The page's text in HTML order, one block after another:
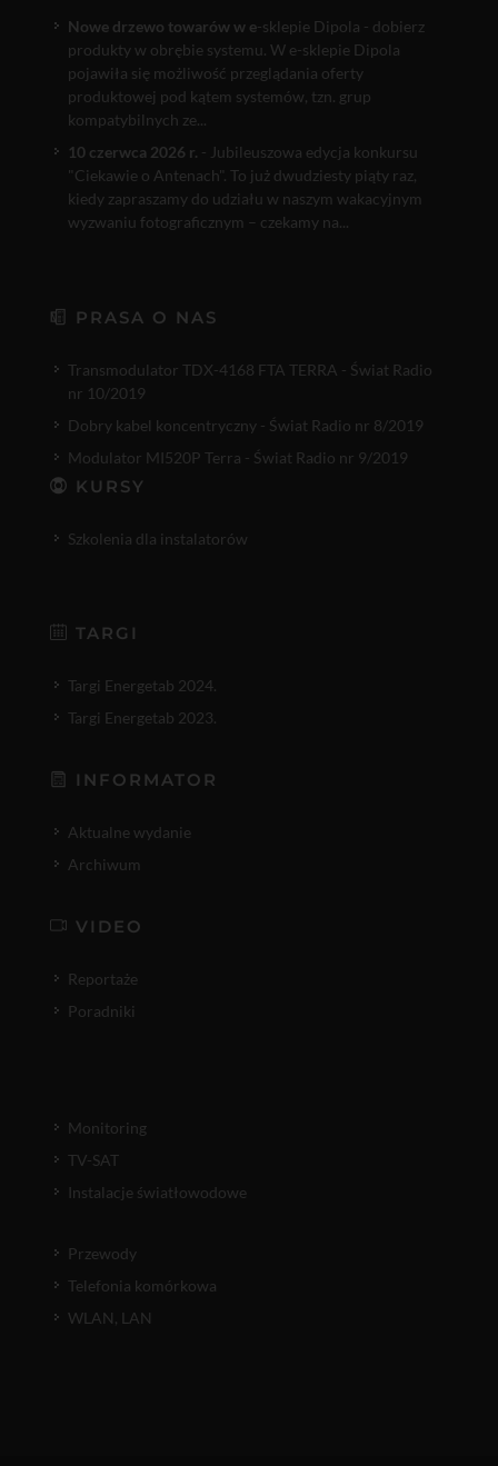
Nowe drzewo towarów w e-sklepie Dipola - dobierz
produkty w obrębie systemu. W e-sklepie Dipola
pojawiła się możliwość przeglądania oferty
produktowej pod kątem systemów, tzn. grup
kompatybilnych ze...
10 czerwca 2026 r. - Jubileuszowa edycja konkursu
"Ciekawie o Antenach". To już dwudziesty piąty raz,
kiedy zapraszamy do udziału w naszym wakacyjnym
wyzwaniu fotograficznym – czekamy na...
PRASA O NAS
Transmodulator TDX-4168 FTA TERRA - Świat Radio
nr 10/2019
Dobry kabel koncentryczny - Świat Radio nr 8/2019
Modulator MI520P Terra - Świat Radio nr 9/2019
KURSY
Szkolenia dla instalatorów
TARGI
Targi Energetab 2024.
Targi Energetab 2023.
INFORMATOR
Aktualne wydanie
Archiwum
VIDEO
Reportaże
Poradniki
Monitoring
TV-SAT
Instalacje światłowodowe
Przewody
Telefonia komórkowa
WLAN, LAN